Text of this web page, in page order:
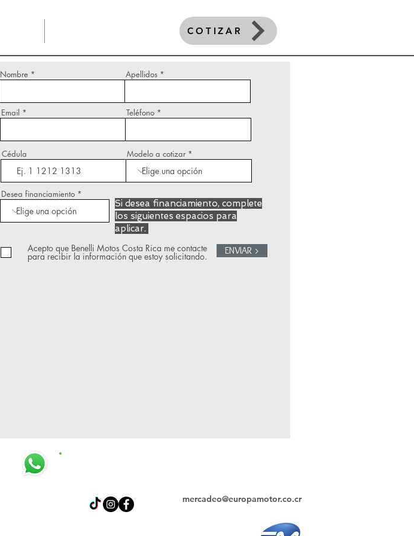
COTIZAR
Nombre Apellidos
Email Teléfono
Cédula Modelo a cotizar
Desea financiamiento
Si desea financiamiento, complete
los siguientes espacios para
aplicar.
Acepto que Benelli Motos Costa Rica me contacte
para recibir la información que estoy solicitando.
ENVIAR >
mercadeo@europamotor.co.cr